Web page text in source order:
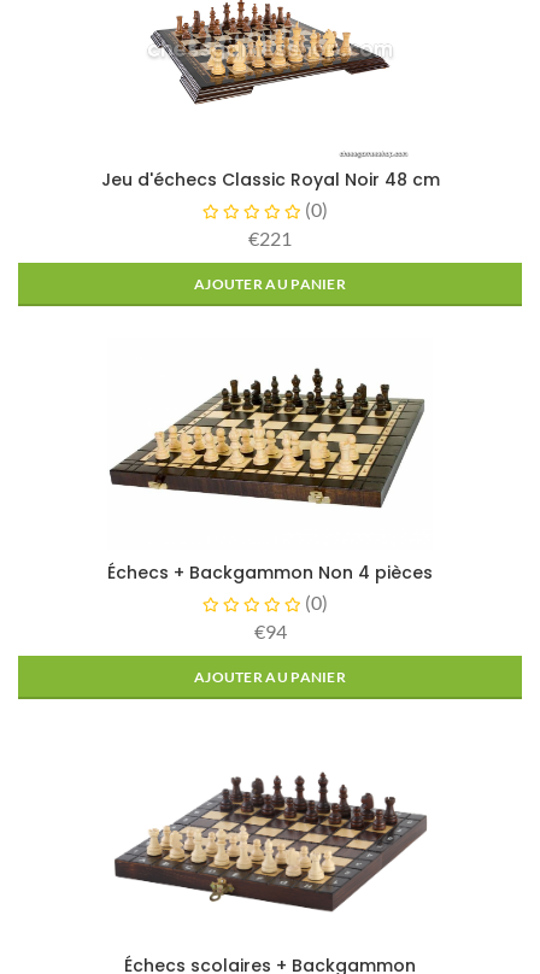
Jeu d'échecs Classic Royal Noir 48 cm
(0)
€221
AJOUTER AU PANIER
Échecs + Backgammon Non 4 pièces
(0)
€94
AJOUTER AU PANIER
Échecs scolaires + Backgammon